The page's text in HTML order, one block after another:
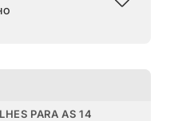
PARA AS 14